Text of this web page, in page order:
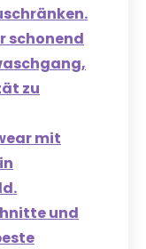
schonend
zu
mit
und